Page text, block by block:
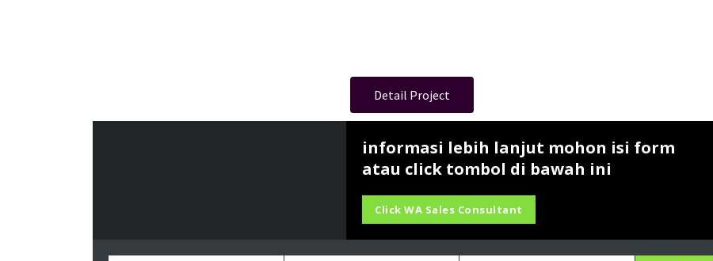
Detail Project
informasi lebih lanjut mohon isi form
atau click tombol di bawah ini
Click WA Sales Consultant